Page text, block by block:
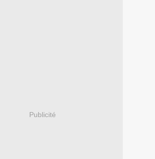
Publicité